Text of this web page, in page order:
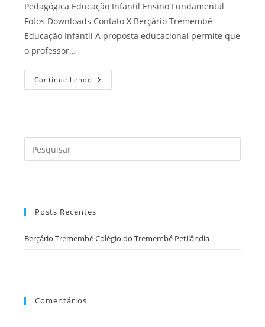
Pedagógica Educação Infantil Ensino Fundamental
Fotos Downloads Contato X Berçário Tremembé
Educação Infantil A proposta educacional permite que
o professor…
Continue Lendo Berçário
Tremembé
a
Posts Recentes
Berçário Tremembé Colégio do Tremembé Petilândia
Comentários